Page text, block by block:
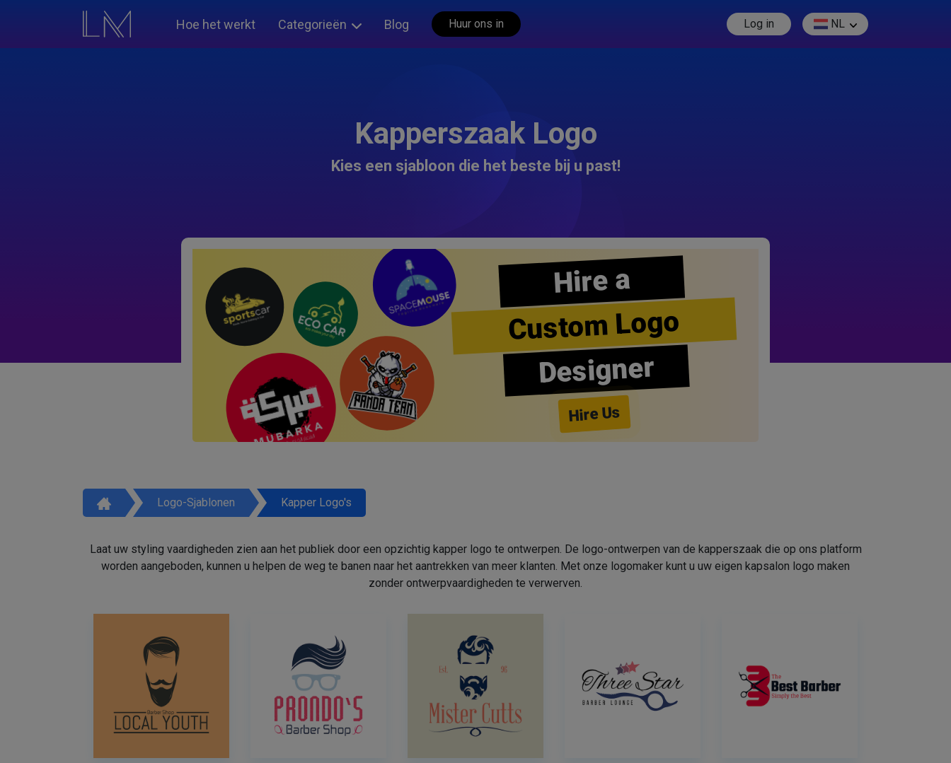
Hoe het werkt Categorieën Blog Huur ons in Log in NL
Kapperszaak Logo
Kies een sjabloon die het beste bij u past!
Hire a
Custom Logo
Designer
Hire Us
Logo-Sjablonen Kapper Logo's
Laat uw styling vaardigheden zien aan het publiek door een opzichtig kapper logo te ontwerpen. De logo-ontwerpen van de kapperszaak die op ons platform
worden aangeboden, kunnen u helpen de weg te banen naar het aantrekken van meer klanten. Met onze logomaker kunt u uw eigen kapsalon logo maken
zonder ontwerpvaardigheden te verwerven.